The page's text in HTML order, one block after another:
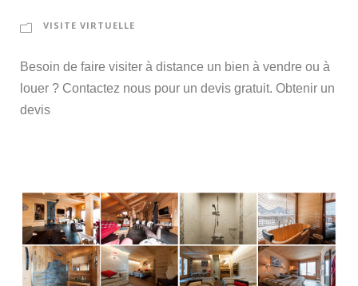
VISITE VIRTUELLE
Besoin de faire visiter à distance un bien à vendre ou à
louer ? Contactez nous pour un devis gratuit. Obtenir un
devis